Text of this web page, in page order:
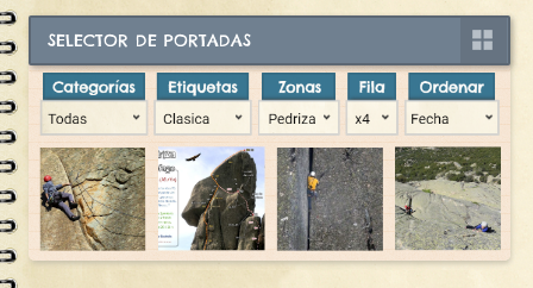
SELECTOR DE PORTADAS